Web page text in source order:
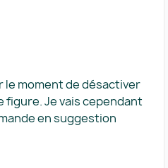
le moment de désactiver
figure. Je vais cependant
en suggestion